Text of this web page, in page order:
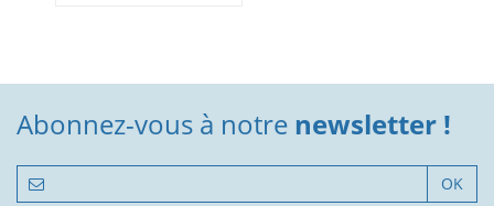
Abonnez-vous à notre newsletter !
OK